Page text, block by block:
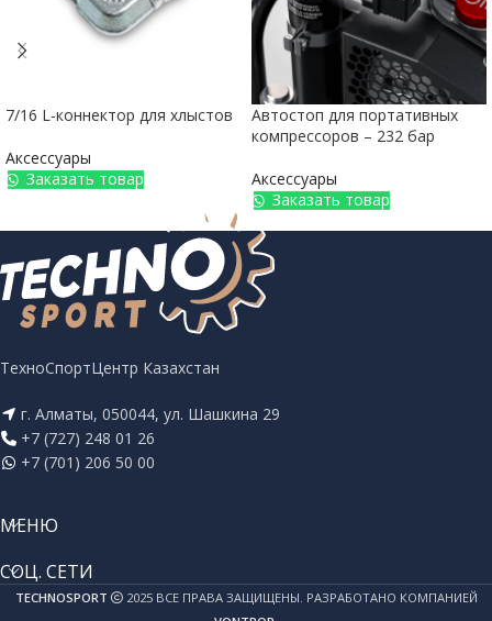
7/16 L-коннектор для хлыстов
Аксессуары
Заказать товар
Автостоп для портативных
компрессоров – 232 бар
Аксессуары
Заказать товар
ТехноСпортЦентр Казахстан
г. Алматы, 050044, ул. Шашкина 29
+7 (727) 248 01 26
+7 (701) 206 50 00
МЕНЮ
СОЦ. СЕТИ
TECHNOSPORT
2025 ВСЕ ПРАВА ЗАЩИЩЕНЫ. РАЗРАБОТАНО КОМПАНИЕЙ